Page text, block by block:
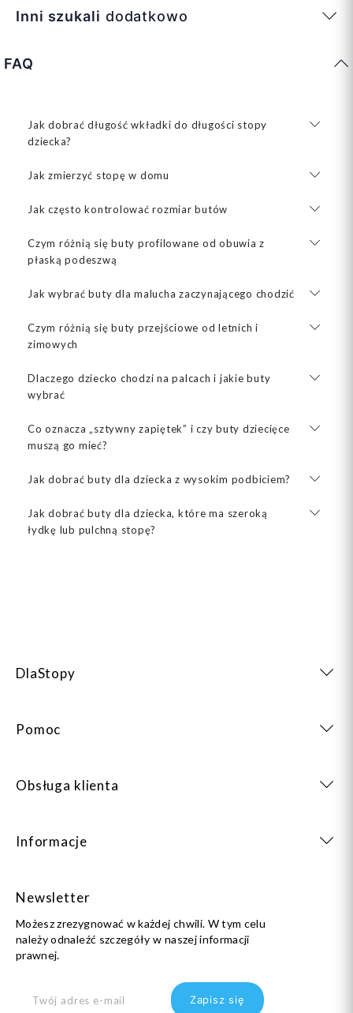
Inni szukali dodatkowo
FAQ
Jak dobrać długość wkładki do długości stopy
dziecka?
Jak zmierzyć stopę w domu
Jak często kontrolować rozmiar butów
Czym różnią się buty profilowane od obuwia z
płaską podeszwą
Jak wybrać buty dla malucha zaczynającego chodzić
Czym różnią się buty przejściowe od letnich i
zimowych
Dlaczego dziecko chodzi na palcach i jakie buty
wybrać
Co oznacza „sztywny zapiętek” i czy buty dziecięce
muszą go mieć?
Jak dobrać buty dla dziecka z wysokim podbiciem?
Jak dobrać buty dla dziecka, które ma szeroką
łydkę lub pulchną stopę?
DlaStopy
Pomoc
Obsługa klienta
Informacje
Newsletter
Możesz zrezygnować w każdej chwili. W tym celu
należy odnaleźć szczegóły w naszej informacji
prawnej.